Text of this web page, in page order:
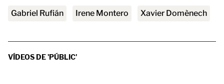
Gabriel Rufián Irene Montero Xavier Domènech
VÍDEOS DE 'PÚBLIC'